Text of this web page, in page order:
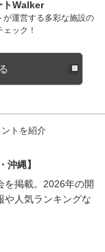
トWalker
が運営する多彩な施設の
ック！
トを紹介
沖縄】
を掲載。2026年の開
や人気ランキングな